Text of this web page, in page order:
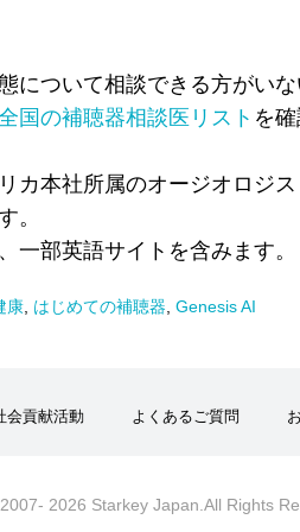
について相談できる方がい
国の補聴器相談医リスト を
カ本社所属のオージオロジ
。
一部英語サイトを含みます。
康 はじめての補聴器 Genesis AI
会貢献活動 よくあるご質問
2026 Starkey Japan.All Rights